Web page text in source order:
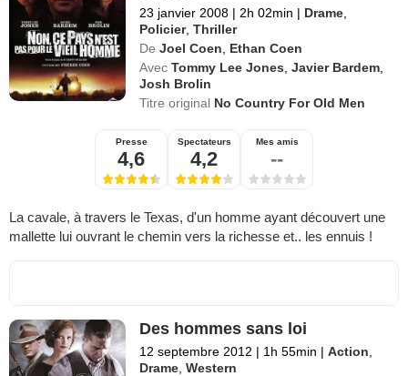
23 janvier 2008 | 2h 02min | Drame
Policier,Thriller
De Joel Coen
Ethan Coen
Avec Tommy Lee Jones ,Javier Bardem
Josh Brolin
Titre original No Country For Old Men
Presse
4,6
Spectateurs
4,2
Mes amis
--
La cavale, à travers le Texas, d'un homme ayant découvert une
mallette lui ouvrant le chemin vers la richesse et.. les ennuis !
Des hommes sans loi
12 septembre 2012 | 1h 55min | Action
Drame ,Western